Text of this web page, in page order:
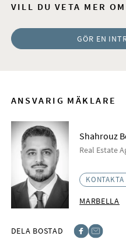
VILL DU VETA MER
GÖR EN
ANSVARIG MÄKLARE
Shahrouz
Real Estate
KONTAKTA
MARBELLA
DELA BOSTAD